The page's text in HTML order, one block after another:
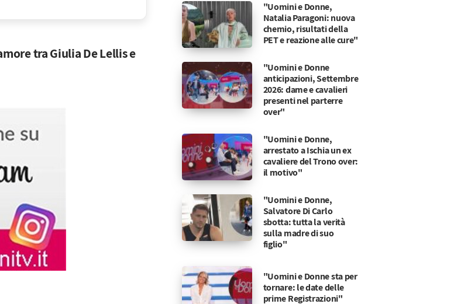
tra Giulia De Lellis e
"Uomini e Donne,
Natalia Paragoni: nuova
chemio, risultati della
PET e reazione alle cure"
"Uomini e Donne
anticipazioni, Settembre
2026: dame e cavalieri
presenti nel parterre
over"
"Uomini e Donne,
arrestato a Ischia un ex
cavaliere del Trono over:
il motivo"
"Uomini e Donne,
Salvatore Di Carlo
sbotta: tutta la verità
sulla madre di suo
figlio"
"Uomini e Donne sta per
tornare: le date delle
prime Registrazioni"